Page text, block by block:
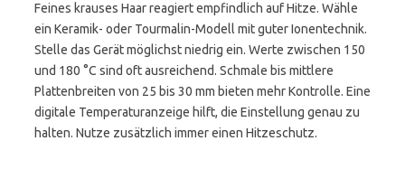
Feines krauses Haar reagiert empfindlich auf Hitze. Wähle
ein Keramik- oder Tourmalin-Modell mit guter Ionentechnik.
Stelle das Gerät möglichst niedrig ein. Werte zwischen 150
und 180 °C sind oft ausreichend. Schmale bis mittlere
Plattenbreiten von 25 bis 30 mm bieten mehr Kontrolle. Eine
digitale Temperaturanzeige hilft, die Einstellung genau zu
halten. Nutze zusätzlich immer einen Hitzeschutz.